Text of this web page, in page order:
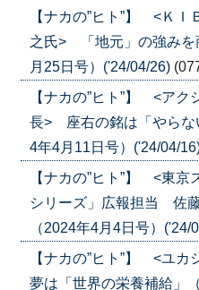
【ナカの”ヒト”】 <Ｋ
之氏> 「地元」の強みを
月25日号）('24/04/26)
【ナカの”ヒト”】 <ア
長> 座右の銘は「やらな
4年4月11日号）('24/04/
【ナカの”ヒト”】 <東
シリーズ」広報担当 佐
（2024年4月4日号）('24/
【ナカの”ヒト”】 <ユ
夢は「世界の栄養補給」